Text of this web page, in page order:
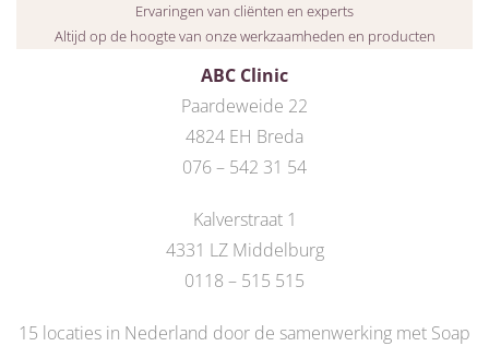
ABC Clinic
Paardeweide 22
4824 EH Breda
076 – 542 31 54
Kalverstraat 1
4331 LZ Middelburg
0118 – 515 515
15 locaties in Nederland door de samenwerking met Soap
Ervaringen van cliënten en experts
Altijd op de hoogte van onze werkzaamheden en producten